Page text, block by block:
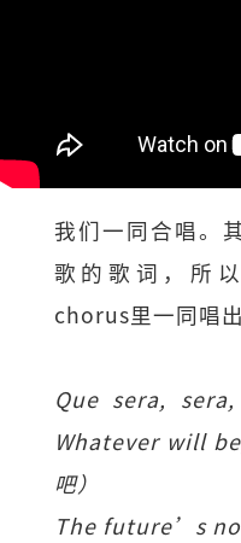
我们一同合唱。
歌的歌词，所
chorus里一同唱出
Que sera,
Whatever will
吧）
The future’s